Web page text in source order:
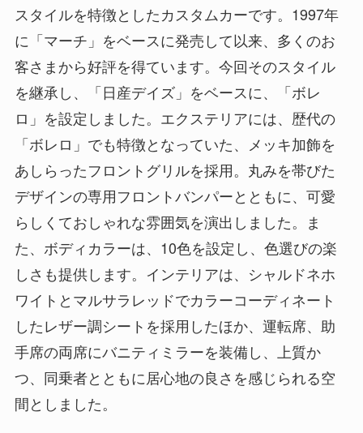
スタイルを特徴としたカスタムカーです。1997年
に「マーチ」をベースに発売して以来、多くのお
客さまから好評を得ています。今回そのスタイル
を継承し、「日産デイズ」をベースに、「ボレ
ロ」を設定しました。エクステリアには、歴代の
「ボレロ」でも特徴となっていた、メッキ加飾を
あしらったフロントグリルを採用。丸みを帯びた
デザインの専用フロントバンパーとともに、可愛
らしくておしゃれな雰囲気を演出しました。ま
た、ボディカラーは、10色を設定し、色選びの楽
しさも提供します。インテリアは、シャルドネホ
ワイトとマルサラレッドでカラーコーディネート
したレザー調シートを採用したほか、運転席、助
手席の両席にバニティミラーを装備し、上質か
つ、同乗者とともに居心地の良さを感じられる空
間としました。